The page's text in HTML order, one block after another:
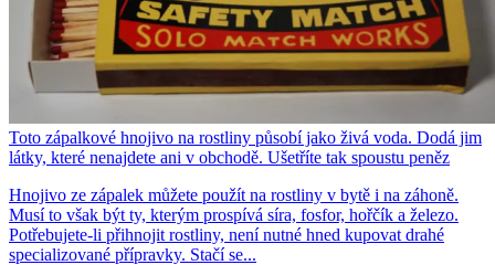
Toto zápalkové hnojivo na rostliny působí jako živá voda. Dodá jim
látky, které nenajdete ani v obchodě. Ušetříte tak spoustu peněz
Hnojivo ze zápalek můžete použít na rostliny v bytě i na záhoně.
Musí to však být ty, kterým prospívá síra, fosfor, hořčík a železo.
Potřebujete-li přihnojit rostliny, není nutné hned kupovat drahé
specializované přípravky. Stačí se...